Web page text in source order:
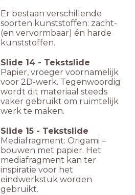
Er bestaan verschillende
soorten kunststoffen: zacht-
(en vervormbaar) én harde
kunststoffen.
Slide 14 - Tekstslide
Papier, vroeger voornamelijk
voor 2D-werk. Tegenwoordig
wordt dit materiaal steeds
vaker gebruikt om ruimtelijk
werk te maken.
Slide 15 - Tekstslide
Mediafragment: Origami –
bouwen met papier. Het
mediafragment kan ter
inspiratie voor het
eindwerkstuk worden
gebruikt.